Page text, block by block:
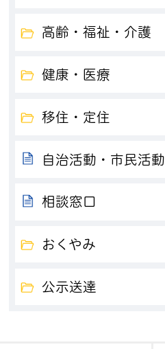
高齢・福祉・介護
健康・医療
移住・定住
自治活動・市民活動
相談窓口
おくやみ
公示送達